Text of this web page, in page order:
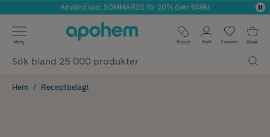
Årets Butik 2025 inom Skönhet
Använd kod: SOMMAR20 för 20% över 649kr
✓ Fri frakt
✓ Poäng på alla köp*
Meny Recept Profil Favoriter Kassa
Hem Receptbelagt